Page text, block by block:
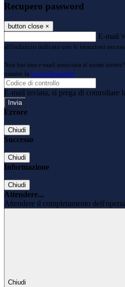
Recupero password
button close ×
E-mail
all'indirizzo indicato con le istruzioni
Non hai una e-mail associata al nome
tramite la Login Spaggiari
E-mail inviata, si prega di controllare
Errore
Chiudi
Successo
Chiudi
Informazione
Chiudi
Attendere...
Attendere il completamento
Chiudi